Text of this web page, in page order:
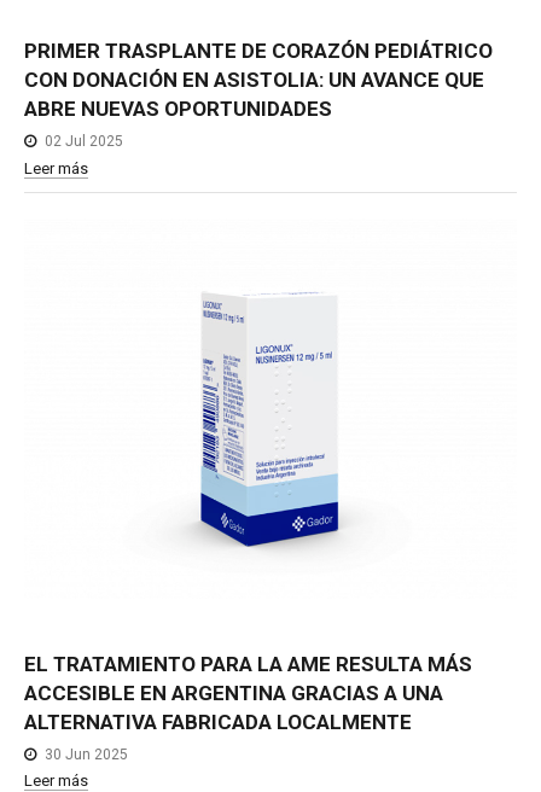
PRIMER TRASPLANTE DE CORAZÓN PEDIÁTRICO
CON DONACIÓN EN ASISTOLIA: UN AVANCE QUE
ABRE NUEVAS OPORTUNIDADES
02 Jul 2025
Leer más
EL TRATAMIENTO PARA LA AME RESULTA MÁS
ACCESIBLE EN ARGENTINA GRACIAS A UNA
ALTERNATIVA FABRICADA LOCALMENTE
30 Jun 2025
Leer más